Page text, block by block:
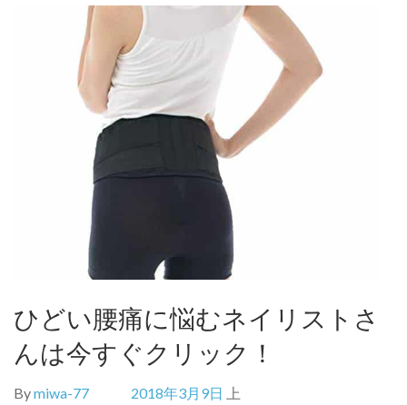
ひどい腰痛に悩むネイリストさ
んは今すぐクリック！
Bymiwa-77 2018年3月9日
上